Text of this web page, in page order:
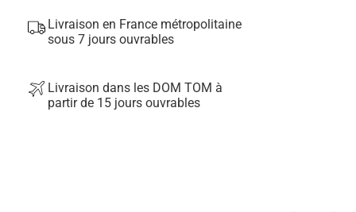
Livraison en France métropolitaine
sous 7 jours ouvrables
Livraison dans les DOM TOM à
partir de 15 jours ouvrables